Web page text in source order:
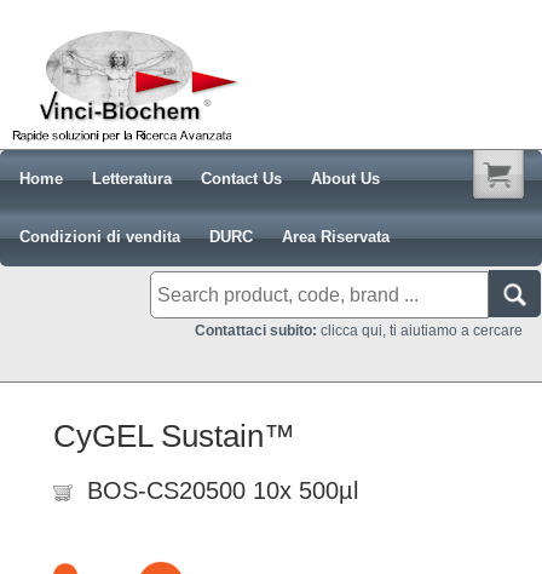
Home Letteratura Contact Us About Us
Condizioni di vendita DURC Area Riservata
Contattaci subito: clicca qui, ti aiutiamo a cercare
CyGEL Sustain™
BOS-CS20500 10x 500µl